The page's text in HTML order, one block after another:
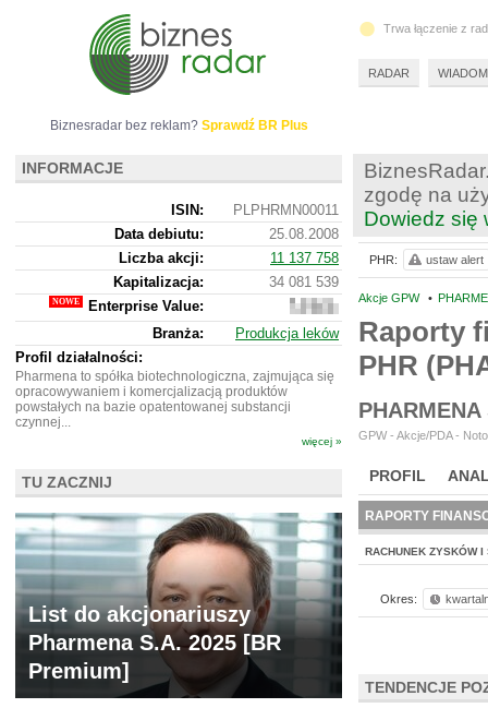
zgodę na
Dowiedz się
Akcje GPW •
Raporty
PHR
GPW - Akcje/PDA -
PROFIL
BR LAB
RAPORTY
RACHUNEK ZYSKÓW I
Okres:
TENDENCJE
PHR: ustaw alert
Biznesradar bez reklam? Sprawdź BR Plus
INFORMACJE
ISIN:
PLPHRMN00011
Data debiutu:
25.08.2008
Liczba akcji:
11 137 758
Kapitalizacja:
34 081 539
Enterprise Value:
34
010
539
Branża:
Produkcja leków
Profil działalności:
Pharmena to spółka biotechnologiczna, zajmująca się
opracowywaniem i komercjalizacją produktów
powstałych na bazie opatentowanej substancji
czynnej...
więcej »
TU ZACZNIJ
List do akcjonariuszy
Pharmena S.A. 2025 [BR
Premium]
Trwa łączenie z
RADAR